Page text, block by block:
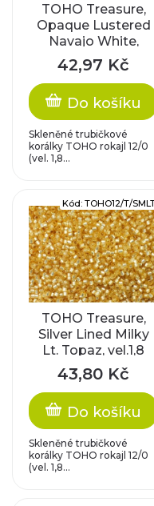
TOHO Treasure,
Opaque Lustered
Navajo White,
vel.1,8 mm
42,97 Kč
Do košíku
Skleněné trubičkové
korálky TOHO rokajl 12/0
(vel. 1,8...
TOHO Treasure,
Silver Lined Milky
Lt. Topaz, vel.1,8
mm, průtah 0,9 mm
43,80 Kč
Do košíku
Skleněné trubičkové
korálky TOHO rokajl 12/0
(vel. 1,8...
Kód: TOHO12/T/